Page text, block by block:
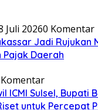
Juli 20260 Komentar
Jadi Rujukan
Pajak Daerah
ICMI Sulsel, Bupati
untuk Percepat